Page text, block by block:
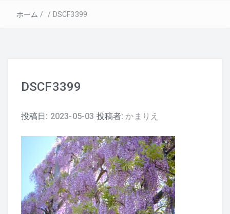
ホーム / / DSCF3399
DSCF3399
投稿日: 2023-05-03 投稿者: かまりえ